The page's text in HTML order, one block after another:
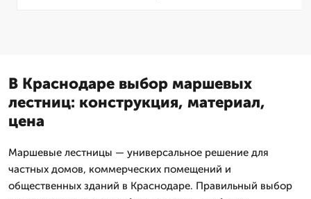
В Краснодаре выбор маршевых
лестниц: конструкция, материал,
цена
Маршевые лестницы — универсальное решение для
частных домов, коммерческих помещений и
общественных зданий в Краснодаре. Правильный выбор